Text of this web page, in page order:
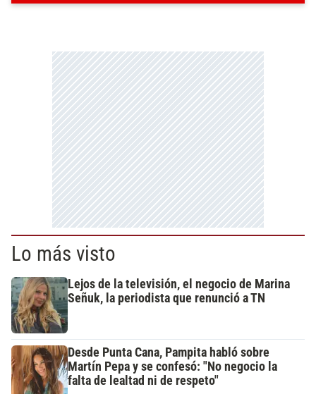
Lo más visto
Lejos de la televisión, el negocio de Marina
Señuk, la periodista que renunció a TN
Desde Punta Cana, Pampita habló sobre
Martín Pepa y se confesó: "No negocio la
falta de lealtad ni de respeto"